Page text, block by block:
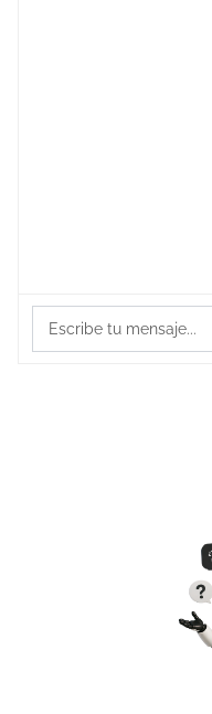
Escribe tu mensaje...